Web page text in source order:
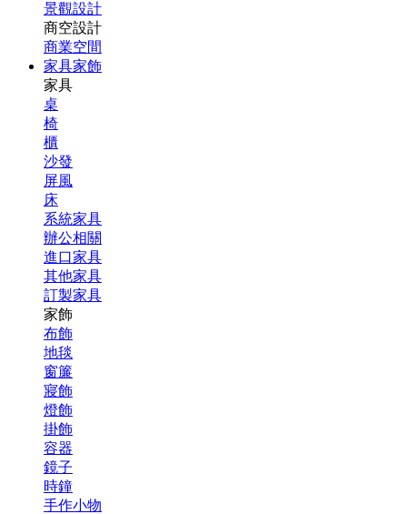
景觀設計
商空設計
商業空間
家具家飾
家具
桌
椅
櫃
沙發
屏風
床
系統家具
辦公相關
進口家具
其他家具
訂製家具
家飾
布飾
地毯
窗簾
寢飾
燈飾
掛飾
容器
鏡子
時鐘
手作小物